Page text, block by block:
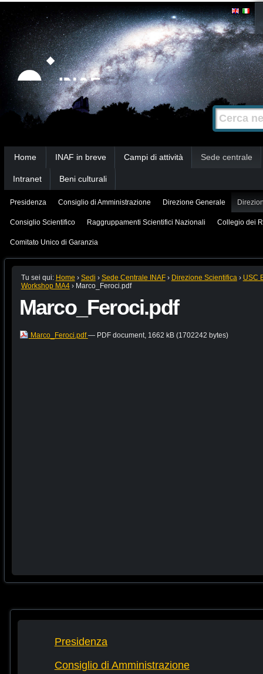
Strumenti
personali
Salta
contenuti.
|
Salta
alla
navigazione
Cerca nel
Ricerca
avanzata…
Home INAF in breve Campi di attività Sede centrale
Intranet Beni culturali
Presidenza Consiglio di Amministrazione Direzione Generale
Consiglio Scientifico Raggruppamenti Scientifici Nazionali Collegio dei
Comitato Unico di Garanzia
Tu sei qui: Home › Sedi › Sede Centrale INAF › Direzione Scientifica › USC
Workshop MA4 › Marco_Feroci.pdf
Marco_Feroci.pdf
Marco_Feroci.pdf— PDF document, 1662 kB (1702242 bytes)
Presidenza
Consiglio di Amministrazione